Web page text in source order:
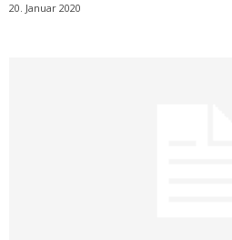
20. Januar 2020